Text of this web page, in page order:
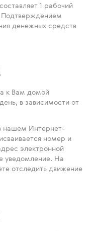
1 рабочий
Подтверждением
денежных средств
к Вам домой
в зависимости от
нашем Интернет-
номер и
электронной
уведомление. На
отследить движение